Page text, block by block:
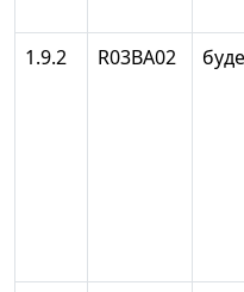
1.9.2 R03BA02